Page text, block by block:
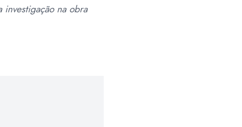
investigação na obra